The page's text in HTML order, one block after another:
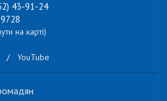
43-91-24
на карті)
/ YouTube